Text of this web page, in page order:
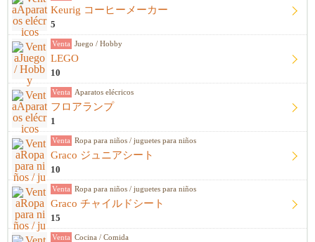
Keurig コーヒーメーカー
5
Venta Juego / Hobby
LEGO
10
Venta Aparatos elécricos
フロアランプ
1
Venta Ropa para niños / juguetes para niños
Graco ジュニアシート
10
Venta Ropa para niños / juguetes para niños
Graco チャイルドシート
15
Venta Cocina / Comida